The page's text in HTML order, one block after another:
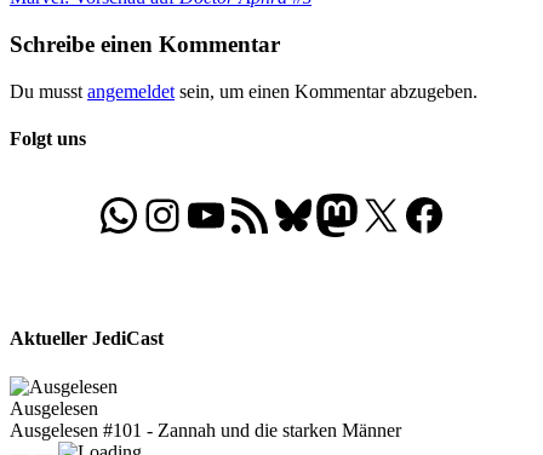
Schreibe einen Kommentar
Du musst angemeldet sein, um einen Kommentar abzugeben.
Folgt uns
WhatsApp
Folgt uns auf Instagram
Besucht unseren YouTube-Kanal
RSS-FeedBluesky
Folgt uns auf Mastodon
X Folgt uns auf
Aktueller JediCast
Ausgelesen
Ausgelesen #101 - Zannah und die starken Männer